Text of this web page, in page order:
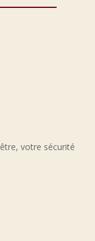
votre sécurité